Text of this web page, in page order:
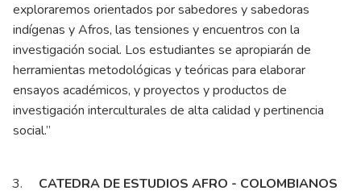
exploraremos orientados por sabedores y sabedoras
indígenas y Afros, las tensiones y encuentros con la
investigación social. Los estudiantes se apropiarán de
herramientas metodológicas y teóricas para elaborar
ensayos académicos, y proyectos y productos de
investigación interculturales de alta calidad y pertinencia
social.”
CATEDRA DE ESTUDIOS AFRO - COLOMBIANOS